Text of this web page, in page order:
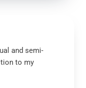
and semi-
to my